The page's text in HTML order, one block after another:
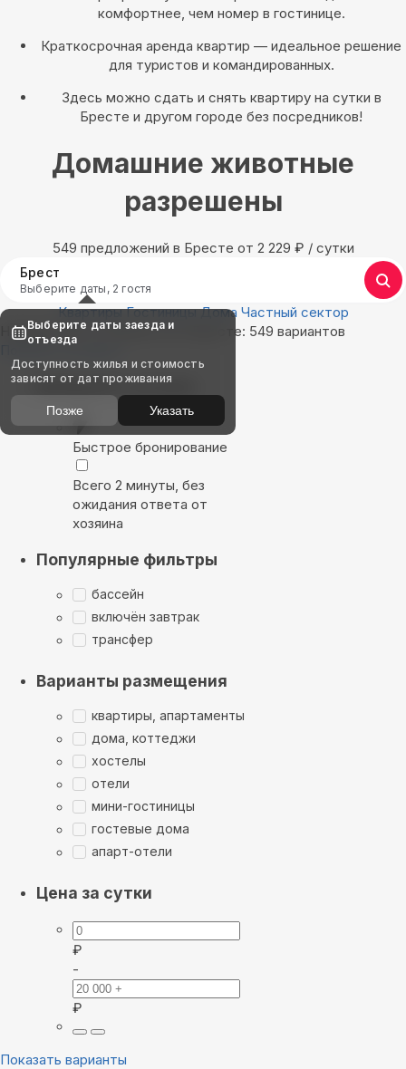
комфортнее, чем номер в гостинице.
Краткосрочная аренда квартир — идеальное решение
для туристов и командированных.
Здесь можно сдать и снять квартиру на сутки в
Бресте и другом городе без посредников!
Домашние животные
разрешены
549 предложений в Бресте oт 2 229 ₽ / сутки
Брест
Выберите даты, 2 гостя
Квартиры Гостиницы Дома Частный сектор
Найдём, где остановиться в Бресте: 549 вариантов
Показать на карте
Выбирайте лучшее
Быстрое бронирование
Всего 2 минуты, без
ожидания ответа от
хозяина
Популярные фильтры
бассейн
включён завтрак
трансфер
Варианты размещения
квартиры, апартаменты
дома, коттеджи
хостелы
отели
мини-гостиницы
гостевые дома
апарт-отели
Цена за сутки
₽
-
₽
Показать варианты
Выберите даты заезда и
отъезда
Доступность жилья и стоимость
зависят от дат проживания
Позже Указать